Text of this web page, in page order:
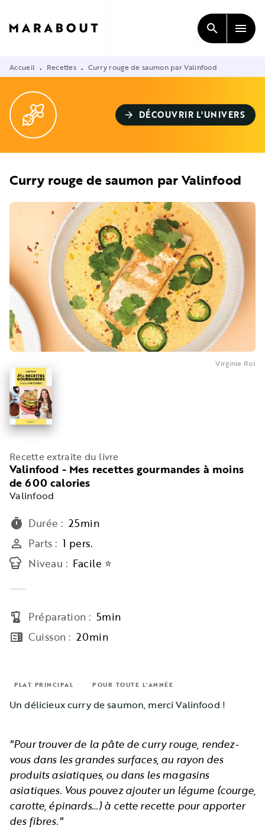
CONTENU
search menu
Accueil • Recettes • Curry rouge de saumon par Valinfood
arrow_forward DÉCOUVRIR L'UNIVERS
Curry rouge de saumon par Valinfood
Virginie Rol
Recette extraite du livre
Valinfood - Mes recettes gourmandes à moins
de 600 calories
Valinfood
timer Durée : 25min
person_outline Parts : 1 pers.
Niveau : Facile ⭐
blender Préparation : 5min
microwave Cuisson : 20min
PLAT PRINCIPAL POUR TOUTE L'ANNÉE
Un délicieux curry de saumon, merci Valinfood !
"Pour trouver de la pâte de curry rouge, rendez-
vous dans les grandes surfaces, au rayon des
produits asiatiques, ou dans les magasins
asiatiques. Vous pouvez ajouter un légume (courge,
carotte, épinards…) à cette recette pour apporter
des fibres."